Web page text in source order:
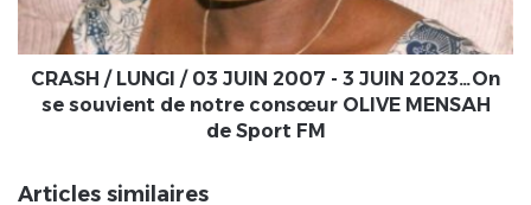
3
JUIN
2023…
de
CRASH / LUNGI / 03 JUIN 2007 - 3 JUIN 2023…On
se souvient de notre consœur OLIVE MENSAH
de Sport FM
Articles similaires